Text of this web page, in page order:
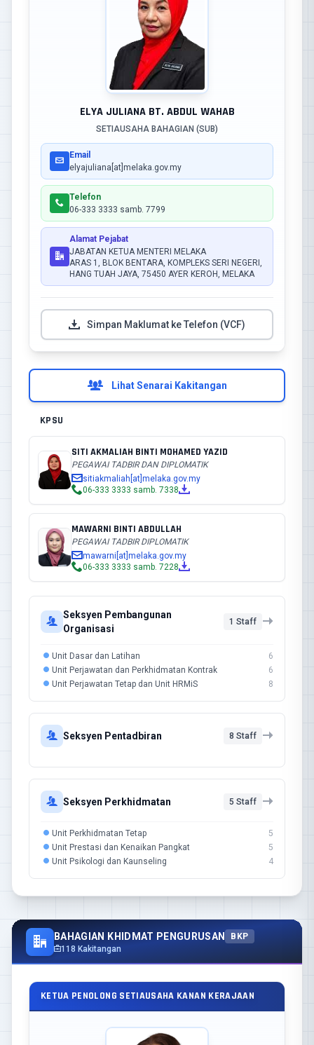
ELYA JULIANA BT. ABDUL WAHAB
SETIAUSAHA BAHAGIAN (SUB)
Email
elyajuliana[at]melaka.gov.my
Telefon
06-333 3333 samb. 7799
Alamat Pejabat
JABATAN KETUA MENTERI MELAKA
ARAS 1, BLOK BENTARA, KOMPLEKS SERI NEGERI,
HANG TUAH JAYA, 75450 AYER KEROH, MELAKA
Simpan Maklumat ke Telefon (VCF)
Lihat Senarai Kakitangan
KPSU
SITI AKMALIAH BINTI MOHAMED YAZID
PEGAWAI TADBIR DAN DIPLOMATIK
sitiakmaliah[at]melaka.gov.my
06-333 3333 samb. 7338
MAWARNI BINTI ABDULLAH
PEGAWAI TADBIR DIPLOMATIK
mawarni[at]melaka.gov.my
06-333 3333 samb. 7228
Seksyen Pembangunan
Organisasi
1 Staff
Unit Dasar dan Latihan
6
Unit Perjawatan dan Perkhidmatan Kontrak
6
Unit Perjawatan Tetap dan Unit HRMiS
8
Seksyen Pentadbiran 8 Staff
Seksyen Perkhidmatan 5 Staff
Unit Perkhidmatan Tetap
5
Unit Prestasi dan Kenaikan Pangkat
5
Unit Psikologi dan Kaunseling
4
BAHAGIAN KHIDMAT PENGURUSAN
BKP
118 Kakitangan
KETUA PENOLONG SETIAUSAHA KANAN KERAJAAN